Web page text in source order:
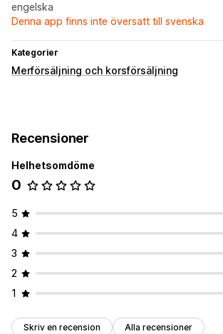
engelska
Denna app finns inte översatt till svenska
Kategorier
Merförsäljning och korsförsäljning
Tillägg på ett klick
Dra och släpp-redigerare
Erbjudanden och rekommendationer
Analysverktyg
Konverteringsgrad
Recensioner
Helhetsomdöme
0
5
4
3
2
1
Skriv en recension Alla recensioner